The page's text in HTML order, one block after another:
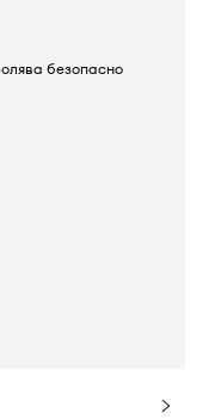
безопасно